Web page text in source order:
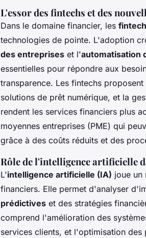
L'essor des fintechs et des
Dans le domaine financier, les
technologies de pointe. L'adoption
des entreprises et l'automatisation
essentielles pour répondre aux
transparence. Les fintechs
solutions de prêt numérique, et la
rendent les services financiers plus
moyennes entreprises (PME) qui
grâce à des coûts réduits et des
Rôle de l'intelligence artificielle
L'intelligence artificielle (IA) joue un
financiers. Elle permet d'analyser
prédictives et des stratégies
comprend l'amélioration des
services clients, et l'optimisation